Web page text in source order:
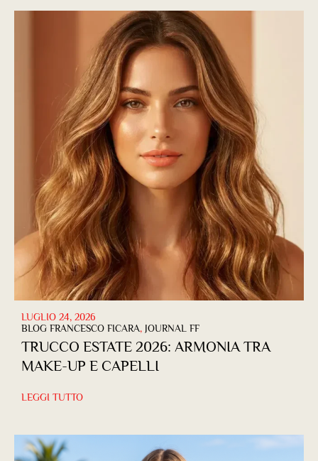
LUGLIO 24, 2026
BLOG FRANCESCO FICARA, JOURNAL FF
TRUCCO ESTATE 2026: ARMONIA TRA
MAKE-UP E CAPELLI
LEGGI TUTTO